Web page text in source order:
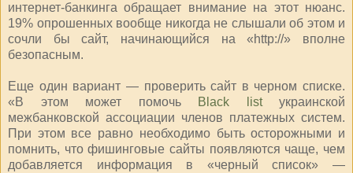
интернет-банкинга обращает внимание на этот нюанс.
19% опрошенных вообще никогда не слышали об этом и
сочли бы сайт, начинающийся на «http://» вполне
безопасным.
Еще один вариант — проверить сайт в черном списке.
«В этом может помочь
Black listукраинской
межбанковской ассоциации членов платежных систем.
При этом все равно необходимо быть осторожными и
помнить, что фишинговые сайты появляются чаще, чем
добавляется информация в «черный список» —